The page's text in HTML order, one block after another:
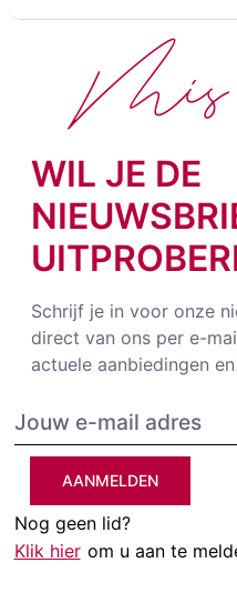
WIL JE DE
Schrijf je in voor onze
direct van ons per e-
actuele aanbiedingen
AANMELDEN
Nog geen lid?
Klik hier om u aan te
Mis